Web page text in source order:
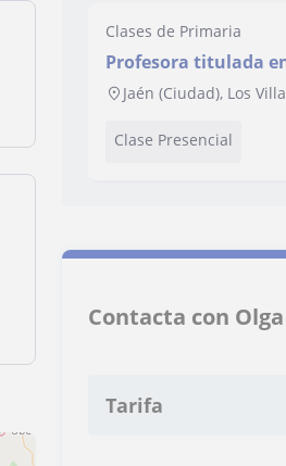
Clases de Primaria
Profesora titulada
durante 4 años en
Jaén (Ciudad), Los
Clase Presencial
Contacta con Olga
Tarifa